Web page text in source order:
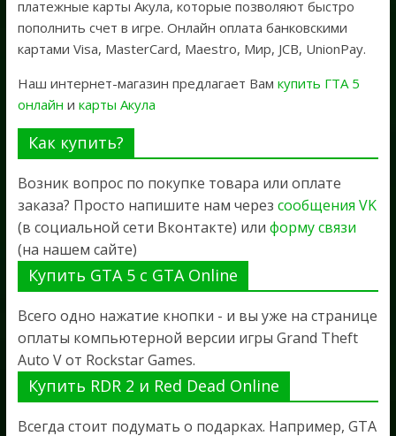
платежные карты Акула, которые позволяют быстро
пополнить счет в игре. Онлайн оплата банковскими
картами Visa, MasterCard, Maestro, Мир, JCB, UnionPay.
Наш интернет-магазин предлагает Вам купить ГТА 5
онлайн и карты Акула
Как купить?
Возник вопрос по покупке товара или оплате
заказа? Просто напишите нам через сообщения VK
(в социальной сети Вконтакте) или форму связи
(на нашем сайте)
Купить GTA 5 с GTA Online
Всего одно нажатие кнопки - и вы уже на странице
оплаты компьютерной версии игры Grand Theft
Auto V от Rockstar Games.
Купить RDR 2 и Red Dead Online
Всегда стоит подумать о подарках. Например, GTA